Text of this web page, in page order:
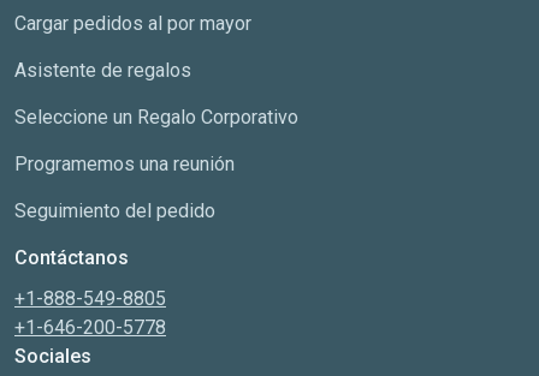
Cargar pedidos al por mayor
Asistente de regalos
Seleccione un Regalo Corporativo
Programemos una reunión
Seguimiento del pedido
Contáctanos
+1-888-549-8805
+1-646-200-5778
Sociales